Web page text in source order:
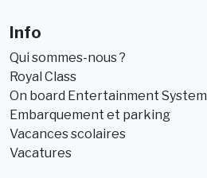
Info
Qui sommes-nous ?
Royal Class
On board Entertainment System
Embarquement et parking
Vacances scolaires
Vacatures